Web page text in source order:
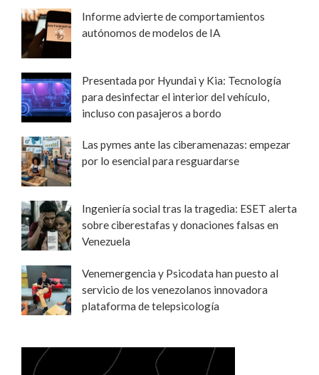
Informe advierte de comportamientos
autónomos de modelos de IA
Presentada por Hyundai y Kia: Tecnología
para desinfectar el interior del vehículo,
incluso con pasajeros a bordo
Las pymes ante las ciberamenazas: empezar
por lo esencial para resguardarse
Ingeniería social tras la tragedia: ESET alerta
sobre ciberestafas y donaciones falsas en
Venezuela
Venemergencia y Psicodata han puesto al
servicio de los venezolanos innovadora
plataforma de telepsicología